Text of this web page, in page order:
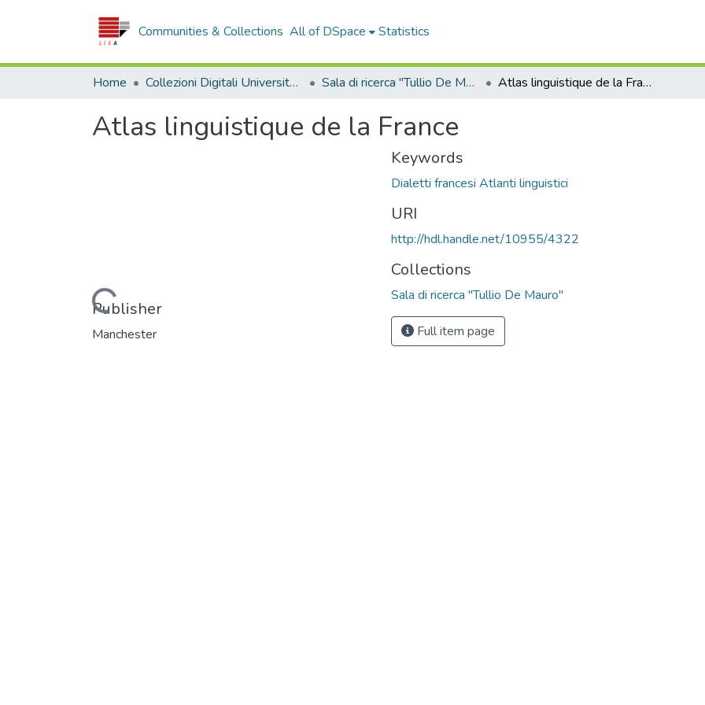
Communities & Collections All of DSpace Statistics
Home Collezioni Digitali Università della Calabria Sala di ricerca "Tullio De Mauro" Atlas linguistique de la France
Atlas linguistique de la France
Loading...
Publisher
Manchester
Keywords
Dialetti francesi Atlanti linguistici
URI
http://hdl.handle.net/10955/4322
Collections
Sala di ricerca "Tullio De Mauro"
Full item page